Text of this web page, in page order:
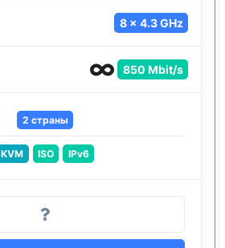
8 x 4.3 GHz
850 Mbit/s
2 страны
KVM ISO IPv6